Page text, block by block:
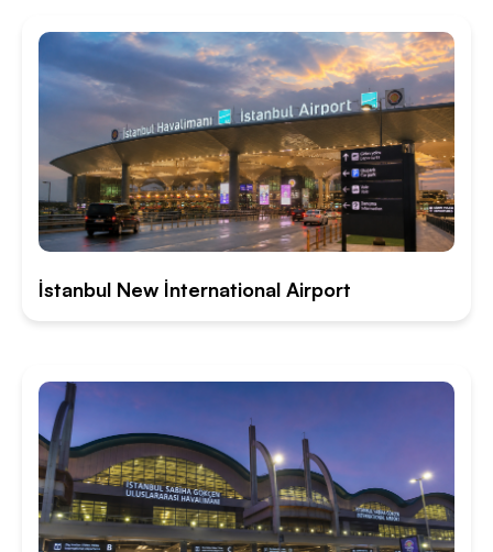
İstanbul New İnternational Airport